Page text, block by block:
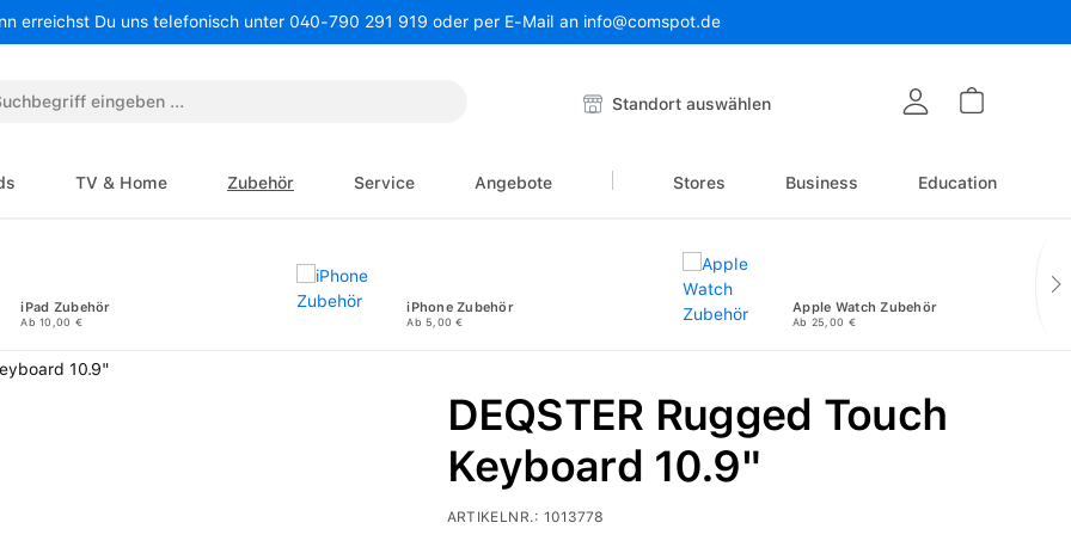
erreichst Du uns telefonisch unter 040-790 291 919 oder per E-Mail an info@comspot.de
Standort auswählen
TV & Home Zubehör Service Angebote Stores Business Education
iPad Zubehör
Ab 10,00 €
iPhone Zubehör
Ab 5,00 €
Apple Watch Zubehör
Ab 25,00 €
DEQSTER Rugged Touch
Keyboard 10.9"
ARTIKELNR.: 1013778